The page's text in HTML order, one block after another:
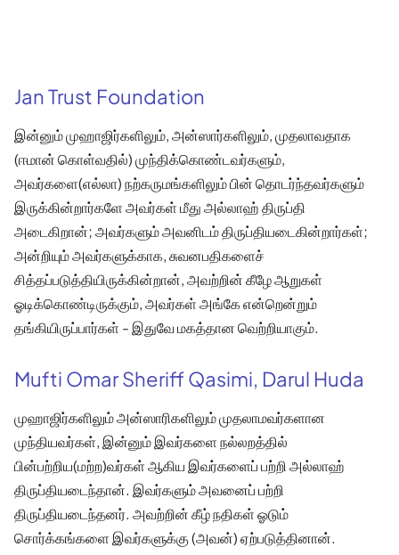
Jan Trust Foundation
இன்னும் முஹாஜிர்களிலும், அன்ஸார்களிலும், முதலாவதாக
(ஈமான் கொள்வதில்) முந்திக்கொண்டவர்களும்,
அவர்களை(எல்லா) நற்கருமங்களிலும் பின் தொடர்ந்தவர்களும்
இருக்கின்றார்களே அவர்கள் மீது அல்லாஹ் திருப்தி
அடைகிறான்; அவர்களும் அவனிடம் திருப்தியடைகின்றார்கள்;
அன்றியும் அவர்களுக்காக, சுவனபதிகளைச்
சித்தப்படுத்தியிருக்கின்றான், அவற்றின் கீழே ஆறுகள்
ஓடிக்கொண்டிருக்கும், அவர்கள் அங்கே என்றென்றும்
தங்கியிருப்பார்கள் - இதுவே மகத்தான வெற்றியாகும்.
Mufti Omar Sheriff Qasimi, Darul Huda
முஹாஜிர்களிலும் அன்ஸாரிகளிலும் முதலாமவர்களான
முந்தியவர்கள், இன்னும் இவர்களை நல்லறத்தில்
பின்பற்றிய(மற்ற)வர்கள் ஆகிய இவர்களைப் பற்றி அல்லாஹ்
திருப்தியடைந்தான். இவர்களும் அவனைப் பற்றி
திருப்தியடைந்தனர். அவற்றின் கீழ் நதிகள் ஓடும்
சொர்க்கங்களை இவர்களுக்கு (அவன்) ஏற்படுத்தினான்.